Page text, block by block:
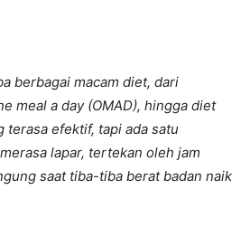
berbagai macam diet, dari
meal a day (OMAD), hingga diet
terasa efektif, tapi ada satu
lapar, tertekan oleh jam
saat tiba-tiba berat badan naik